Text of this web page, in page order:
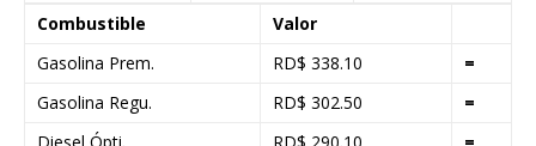
Combustible
Valor
Gasolina Prem.
RD$ 338.10
=
Gasolina Regu.
RD$ 302.50
=